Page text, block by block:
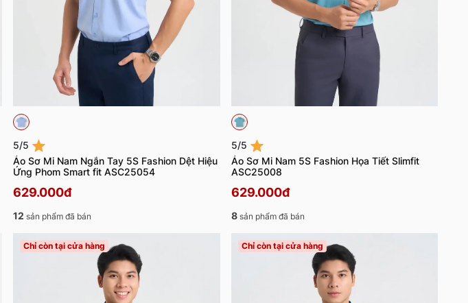
5/5
Áo Sơ Mi Nam Ngắn Tay 5S Fashion Dệt Hiệu
Ứng Phom Smart fit ASC25054
629.000đ
12 sản phẩm đã bán
5/5
Áo Sơ Mi Nam 5S Fashion Họa Tiết Slimfit
ASC25008
629.000đ
8sản phẩm đã bán
Chỉ còn tại cửa hàng Chỉ còn tại cửa hàng